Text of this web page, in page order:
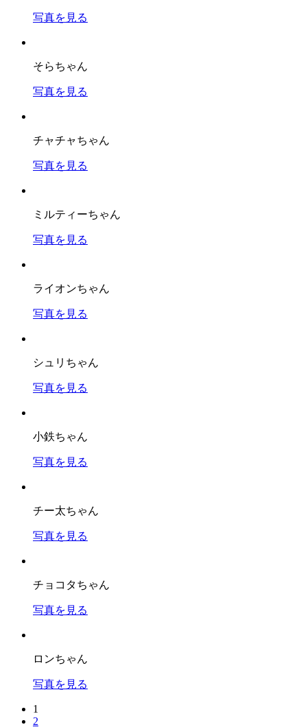
写真を見る
そらちゃん
写真を見る
チャチャちゃん
写真を見る
ミルティーちゃん
写真を見る
ライオンちゃん
写真を見る
シュリちゃん
写真を見る
小鉄ちゃん
写真を見る
チー太ちゃん
写真を見る
チョコタちゃん
写真を見る
ロンちゃん
写真を見る
1
2